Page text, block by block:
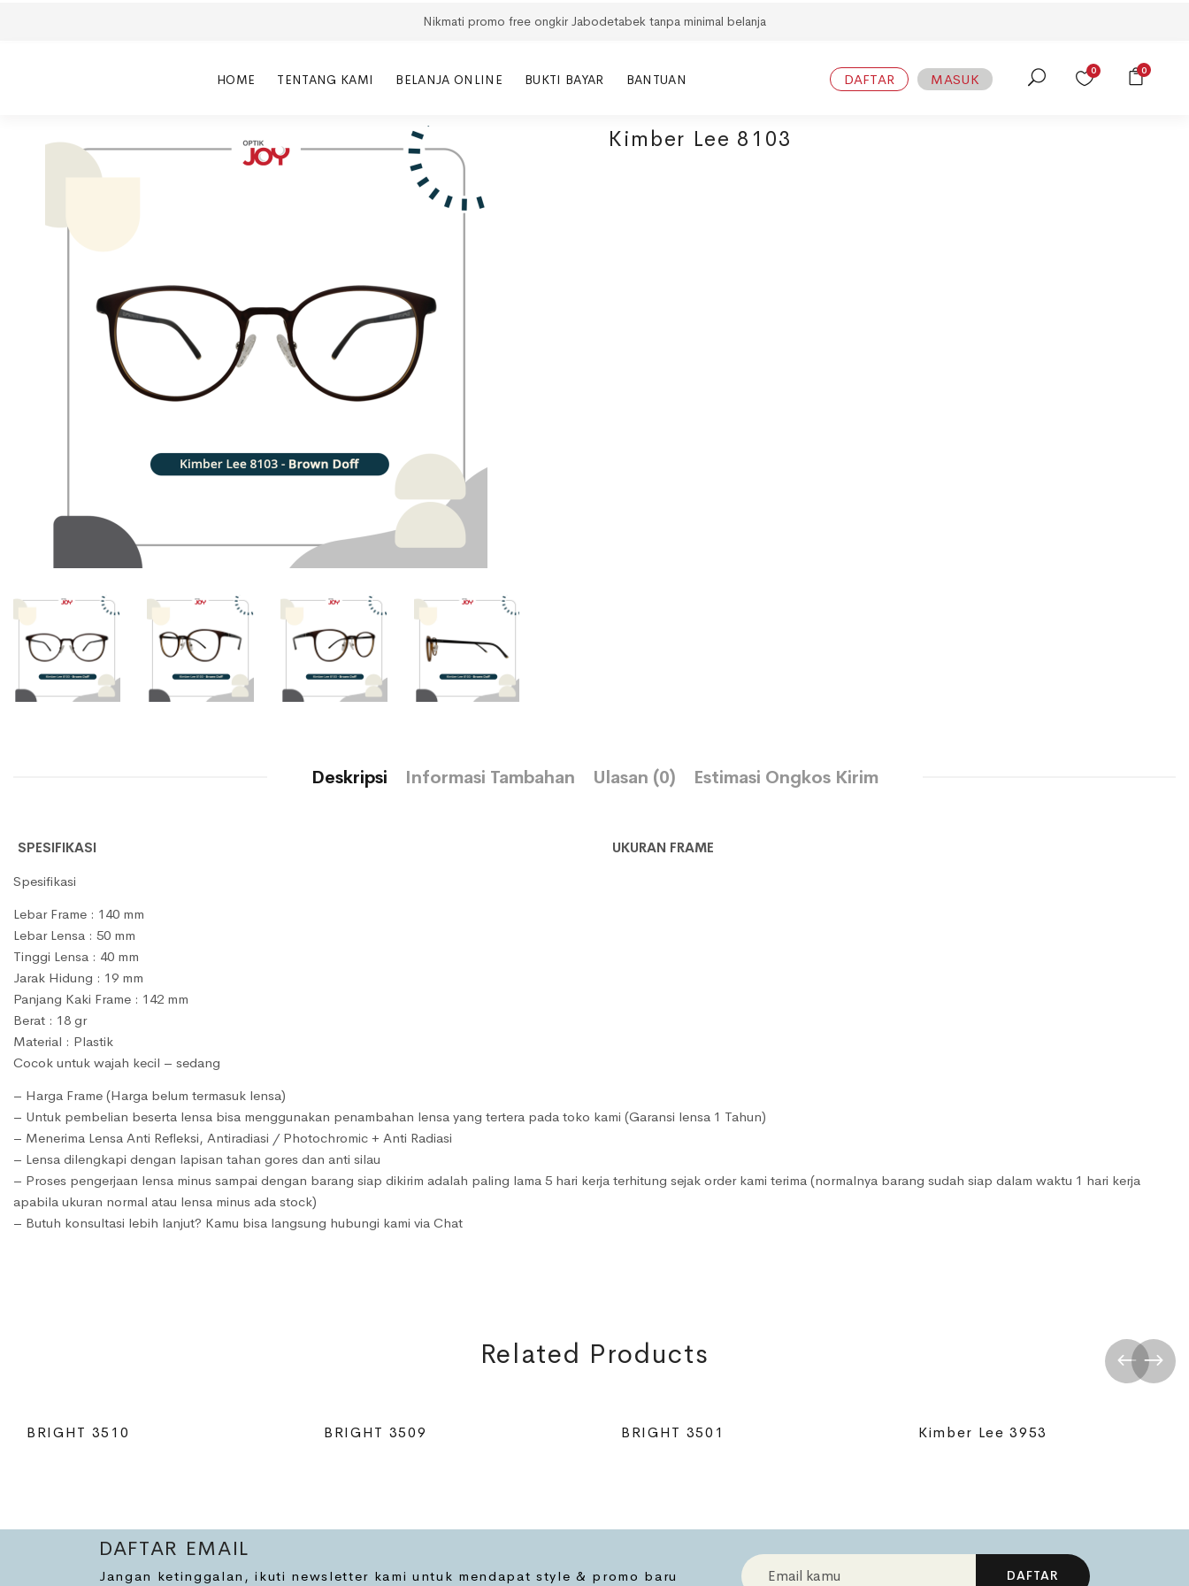
Nikmati promo free ongkir Jabodetabek tanpa minimal belanja
HOME TENTANG KAMI BELANJA ONLINE BUKTI BAYAR BANTUAN DAFTAR MASUK
0
0
Kimber Lee 8103
Deskripsi Informasi Tambahan Ulasan (0) Estimasi Ongkos Kirim
SPESIFIKASI
UKURAN FRAME
Spesifikasi
Lebar Frame : 140 mm
Lebar Lensa : 50 mm
Tinggi Lensa : 40 mm
Jarak Hidung : 19 mm
Panjang Kaki Frame : 142 mm
Berat : 18 gr
Material : Plastik
Cocok untuk wajah kecil – sedang
– Harga Frame (Harga belum termasuk lensa)
– Untuk pembelian beserta lensa bisa menggunakan penambahan lensa yang tertera pada toko kami (Garansi lensa 1 Tahun)
– Menerima Lensa Anti Refleksi, Antiradiasi / Photochromic + Anti Radiasi
– Lensa dilengkapi dengan lapisan tahan gores dan anti silau
– Proses pengerjaan lensa minus sampai dengan barang siap dikirim adalah paling lama 5 hari kerja terhitung sejak order kami terima (normalnya barang sudah siap dalam waktu 1 hari kerja
apabila ukuran normal atau lensa minus ada stock)
– Butuh konsultasi lebih lanjut? Kamu bisa langsung hubungi kami via Chat
Related Products
BRIGHT 3510 BRIGHT 3509 BRIGHT 3501 Kimber Lee 3953
DAFTAR EMAIL
Jangan ketinggalan, ikuti newsletter kami untuk mendapat style & promo baru